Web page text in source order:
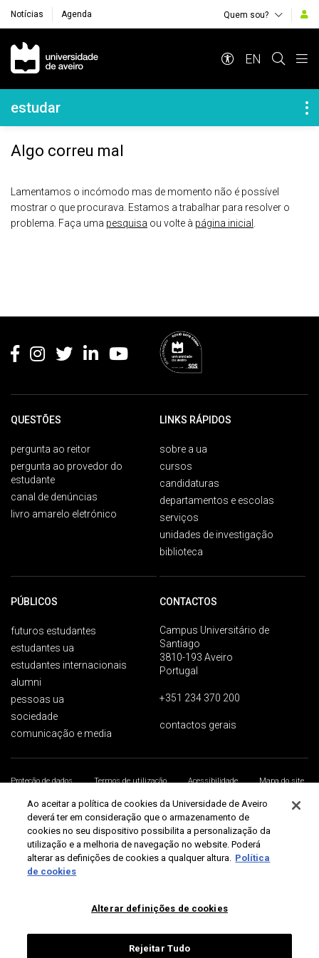
Notícias Agenda Quem sou?
Navegação Principal
EN
Navegação Lateral
estudar
Algo correu mal
Lamentamos o incómodo mas de momento não é possível
mostrar o que procurava. Estamos a trabalhar para resolver o
problema. Faça uma pesquisa ou volte à página inicial
QUESTÕES
pergunta ao reitor
pergunta ao provedor do
estudante
canal de denúncias
livro amarelo eletrónico
LINKS RÁPIDOS
sobre a ua
cursos
candidaturas
departamentos e escolas
serviços
unidades de investigação
biblioteca
PÚBLICOS
futuros estudantes
estudantes ua
estudantes internacionais
alumni
pessoas ua
sociedade
comunicação e media
CONTACTOS
Campus Universitário de
Santiago
3810-193 Aveiro
Portugal
+351 234 370 200
contactos gerais
Proteção de dados Termos de utilização Acessibilidade
Mapa do site
Universidade de Aveiro 2026
Ao aceitar a política de cookies da Universidade de Aveiro
deverá ter em consideração que o armazenamento de
cookies no seu dispositivo possibilita a personalização da
utilização e a melhoria de navegação no website. Poderá
alterar as definições de cookies a qualquer altura. Política
de cookies
Alterar definições de cookies
Rejeitar Tudo